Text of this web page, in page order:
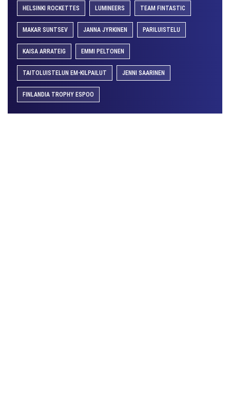
HELSINKI ROCKETTES LUMINEERS TEAM FINTASTIC
MAKAR SUNTSEV JANNA JYRKINEN PARILUISTELU
KAISA ARRATEIG EMMI PELTONEN
TAITOLUISTELUN EM-KILPAILUT JENNI SAARINEN
FINLANDIA TROPHY ESPOO